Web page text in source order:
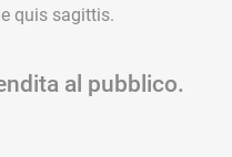
quis sagittis.
al pubblico.